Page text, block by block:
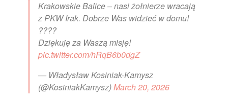
Krakowskie Balice – nasi żołnierze wracają
z PKW Irak. Dobrze Was widzieć w domu!
????
Dziękuję za Waszą misję!
pic.twitter.com/hRqB6b0dgZ
— Władysław Kosiniak-Kamysz
(@KosiniakKamysz)March 20, 2026